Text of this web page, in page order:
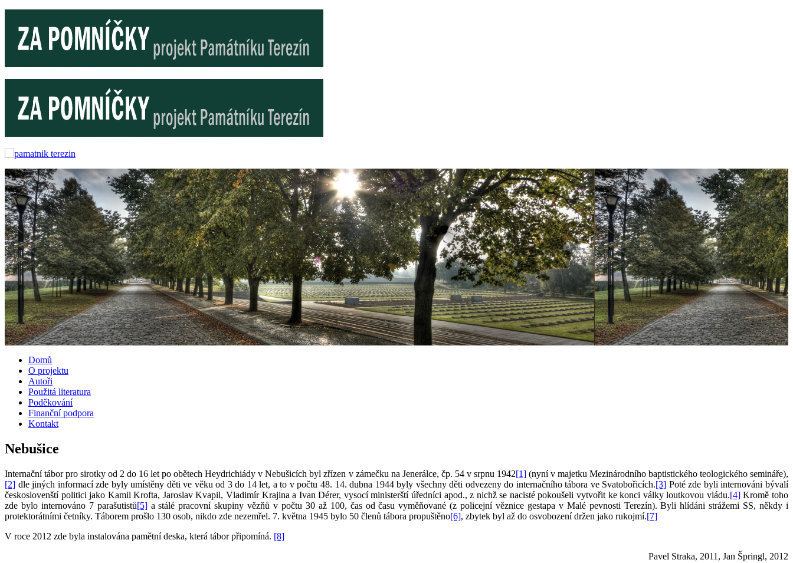
Domů
O projektu
Autoři
Použitá literatura
Poděkování
Finanční podpora
Kontakt
Nebušice
Internační tábor pro sirotky od 2 do 16 let po obětech Heydrichiády v Nebušicích byl zřízen v zámečku na Jenerálce, čp. 54 v srpnu 1942[1](nyní v majetku Mezinárodního baptistického teologického semináře),
[2] dle jiných informací zde byly umístěny děti ve věku od 3 do 14 let, a to v počtu 48. 14. dubna 1944 byly všechny děti odvezeny do internačního tábora ve Svatobořicích.[3] Poté zde byli internováni bývalí
českoslovenští politici jako Kamil Krofta, Jaroslav Kvapil, Vladimír Krajina a Ivan Dérer, vysocí ministerští úředníci apod., z nichž se nacisté pokoušeli vytvořit ke konci války loutkovou vládu.[4]Kromě toho
zde bylo internováno 7 parašutistů[5]a stálé pracovní skupiny vězňů v počtu 30 až 100, čas od času vyměňované (z policejní věznice gestapa v Malé pevnosti Terezín). Byli hlídáni strážemi SS, někdy i
protektorátními četníky. Táborem prošlo 130 osob, nikdo zde nezemřel. 7. května 1945 bylo 50 členů tábora propuštěno[6], zbytek byl až do osvobození držen jako rukojmí.[7]
V roce 2012 zde byla instalována pamětní deska, která tábor připomíná. [8]
Pavel Straka, 2011, Jan Špringl, 2012